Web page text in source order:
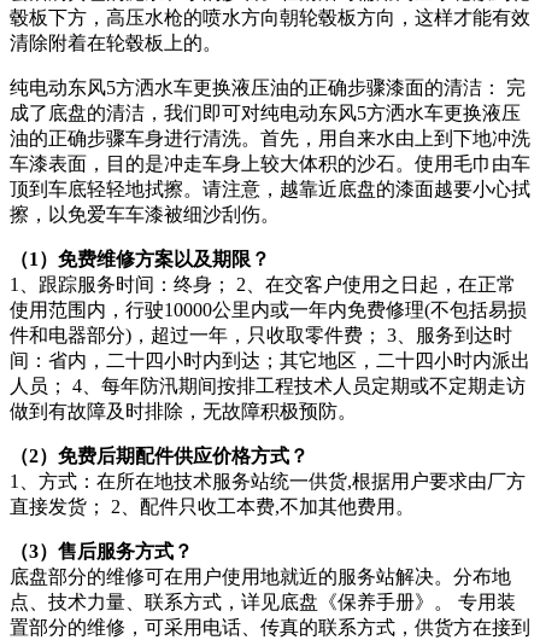
毂板下方，高压水枪的喷水方向朝轮毂板方向，这样才能有效
清除附着在轮毂板上的。
纯电动东风5方洒水车更换液压油的正确步骤漆面的清洁： 完
成了底盘的清洁，我们即可对纯电动东风5方洒水车更换液压
油的正确步骤车身进行清洗。首先，用自来水由上到下地冲洗
车漆表面，目的是冲走车身上较大体积的沙石。使用毛巾由车
顶到车底轻轻地拭擦。请注意，越靠近底盘的漆面越要小心拭
擦，以免爱车车漆被细沙刮伤。
（1）免费维修方案以及期限？
1、跟踪服务时间：终身； 2、在交客户使用之日起，在正常
使用范围内，行驶10000公里内或一年内免费修理(不包括易损
件和电器部分)，超过一年，只收取零件费； 3、服务到达时
间：省内，二十四小时内到达；其它地区，二十四小时内派出
人员； 4、每年防汛期间按排工程技术人员定期或不定期走访
做到有故障及时排除，无故障积极预防。
（2）免费后期配件供应价格方式？
1、方式：在所在地技术服务站统一供货,根据用户要求由厂方
直接发货； 2、配件只收工本费,不加其他费用。
（3）售后服务方式？
底盘部分的维修可在用户使用地就近的服务站解决。分布地
点、技术力量、联系方式，详见底盘《保养手册》。 专用装
置部分的维修，可采用电话、传真的联系方式，供货方在接到